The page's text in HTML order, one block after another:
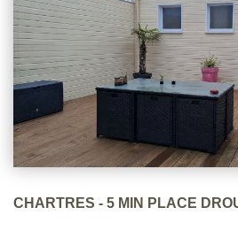
CHARTRES - 5 MIN PLACE